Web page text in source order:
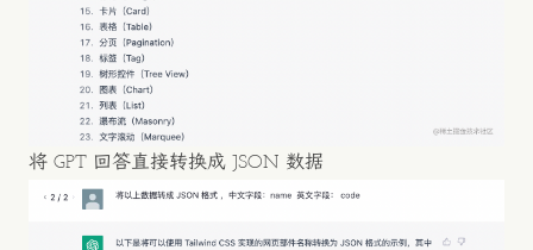
将 GPT 回答直接转换成 JSON 数据